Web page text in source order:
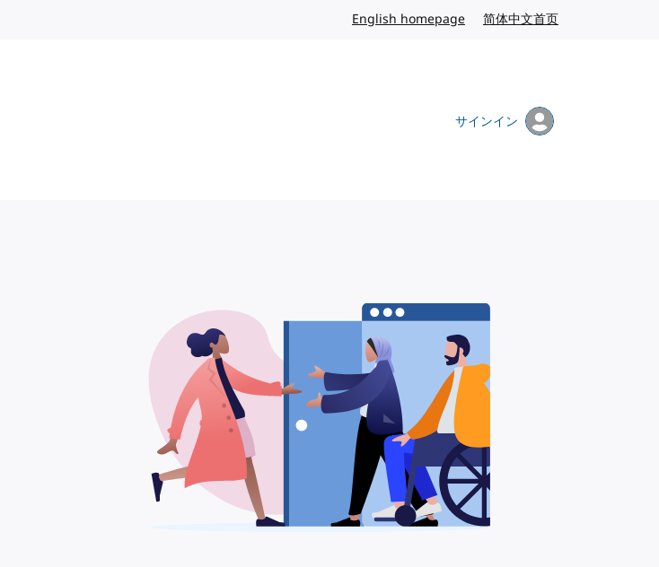
English homepage 英語简体中文首页
サインイン